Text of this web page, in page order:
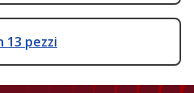
13 pezzi